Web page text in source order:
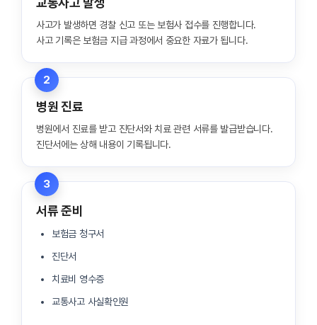
사고가 발생하면 경찰 신고 또는 보험사 접수를 진행합니다.
사고 기록은 보험금 지급 과정에서 중요한 자료가 됩니다.
2
병원 진료
병원에서 진료를 받고 진단서와 치료 관련 서류를 발급받습니다.
진단서에는 상해 내용이 기록됩니다.
3
서류 준비
보험금 청구서
진단서
치료비 영수증
교통사고 사실확인원